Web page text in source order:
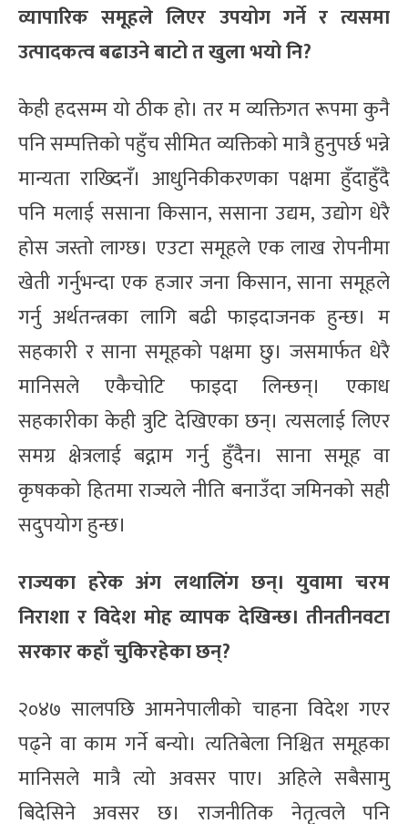
व्यापारिक समूहले लिएर उपयोग गर्ने र त्यसमा
उत्पादकत्व बढाउने बाटो त खुला भयो नि?
केही हदसम्म यो ठीक हो। तर म व्यक्तिगत रूपमा कुनै
पनि सम्पत्तिको पहुँच सीमित व्यक्तिको मात्रै हुनुपर्छ भन्ने
मान्यता राख्दिनँ। आधुनिकीकरणका पक्षमा हुँदाहुँदै
पनि मलाई ससाना किसान, ससाना उद्यम, उद्योग धेरै
होस जस्तो लाग्छ। एउटा समूहले एक लाख रोपनीमा
खेती गर्नुभन्दा एक हजार जना किसान, साना समूहले
गर्नु अर्थतन्त्रका लागि बढी फाइदाजनक हुन्छ। म
सहकारी र साना समूहको पक्षमा छु। जसमार्फत धेरै
मानिसले एकैचोटि फाइदा लिन्छन्। एकाध
सहकारीका केही त्रुटि देखिएका छन्। त्यसलाई लिएर
समग्र क्षेत्रलाई बद्नाम गर्नु हुँदैन। साना समूह वा
कृषकको हितमा राज्यले नीति बनाउँदा जमिनको सही
सदुपयोग हुन्छ।
राज्यका हरेक अंग लथालिंग छन्। युवामा चरम
निराशा र विदेश मोह व्यापक देखिन्छ। तीनतीनवटा
सरकार कहाँ चुकिरहेका छन्?
२०४७ सालपछि आमनेपालीको चाहना विदेश गएर
पढ्ने वा काम गर्ने बन्यो। त्यतिबेला निश्चित समूहका
मानिसले मात्रै त्यो अवसर पाए। अहिले सबैसामु
बिदेसिने अवसर छ। राजनीतिक नेतृत्वले पनि